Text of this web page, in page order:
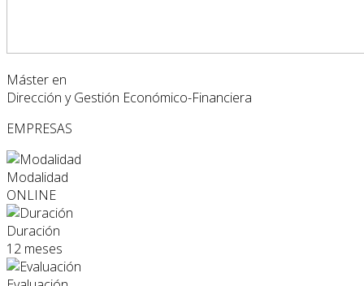
Máster en
Dirección y Gestión Económico-Financiera
EMPRESAS
Modalidad
ONLINE
Duración
12 meses